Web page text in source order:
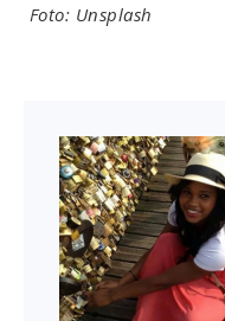
Foto: Unsplash